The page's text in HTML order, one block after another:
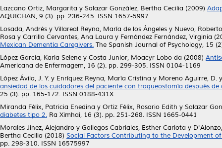
Lazcano Ortiz, Margarita y Salazar González, Bertha Cecilia (2009)
AQUICHAN, 9 (3). pp. 236-245. ISSN 1657-5997
Losada, Andrés y Villareal Reyna, María de los Ángeles y Nuevo, Roberto
Rosa y Carrillo Cervantes, Ana Laura y Fernández Fernández, Virginia
Mexican Dementia Caregivers. The Spanish Journal of Psychology, 15
López García, Karla Selene y Costa Junior, Moacyr Lobo da (2008)
Americana de Enfermagem, 16 (2). pp. 299-305. ISSN 0104-1169
López Ávila, J. Y. y Enríquez Reyna, María Cristina y Moreno Aguirre, D.
ansiedad de los cuidadores del paciente con traqueostomía después de
25 (3). pp. 165-172. ISSN 0188-431X
Miranda Félix, Patricia Enedina y Ortiz Félix, Rosario Edith y Salazar
diabetes tipo 2. Ra Ximhai, 16 (3). pp. 251-268. ISSN 1665-0441
Morales Jinez, Alejandro y Gallegos Cabriales, Esther Carlota y
Bertha Cecilia (2018) Social Factors Contributing to the Development
pp. 298-310. ISSN 16575997